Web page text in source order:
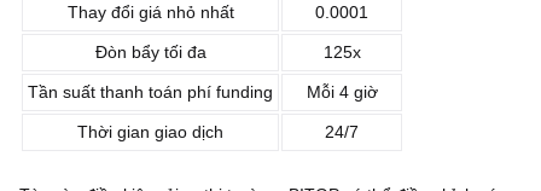
Thay đổi giá nhỏ nhất 0.0001
Đòn bẩy tối đa 125x
Tần suất thanh toán phí funding Mỗi 4 giờ
Thời gian giao dịch 24/7